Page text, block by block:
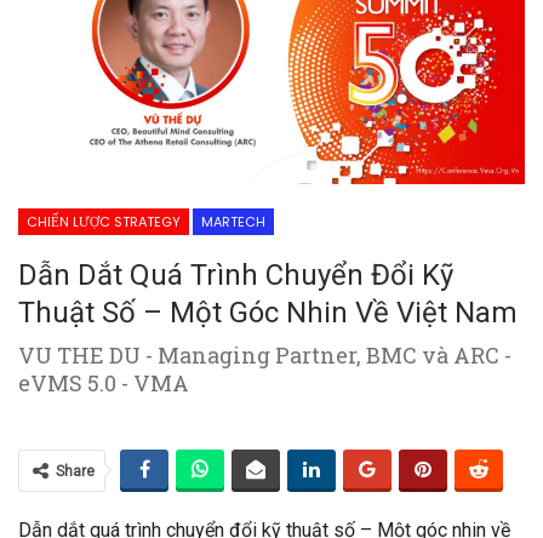
CHIẾN LƯỢC STRATEGY MARTECH
Dẫn Dắt Quá Trình Chuyển Đổi Kỹ
Thuật Số – Một Góc Nhin Về Việt Nam
VU THE DU - Managing Partner, BMC và ARC -
eVMS 5.0 - VMA
Share
Dẫn dắt quá trình chuyển đổi kỹ thuật số – Một góc nhin về